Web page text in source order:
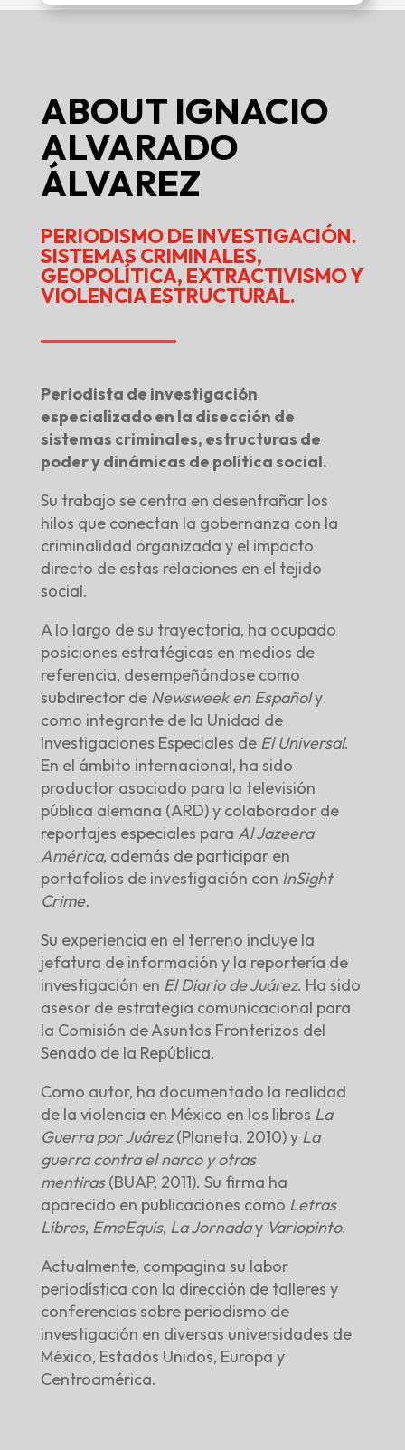
ABOUT IGNACIO
ALVARADO
ÁLVAREZ
PERIODISMO DE INVESTIGACIÓN.
SISTEMAS CRIMINALES,
GEOPOLÍTICA, EXTRACTIVISMO Y
VIOLENCIA ESTRUCTURAL.
Periodista de investigación
especializado en la disección de
sistemas criminales, estructuras de
poder y dinámicas de política social.
Su trabajo se centra en desentrañar los
hilos que conectan la gobernanza con la
criminalidad organizada y el impacto
directo de estas relaciones en el tejido
social.
A lo largo de su trayectoria, ha ocupado
posiciones estratégicas en medios de
referencia, desempeñándose como
subdirector de Newsweek en Españoly
como integrante de la Unidad de
Investigaciones Especiales de El Universal.
En el ámbito internacional, ha sido
productor asociado para la televisión
pública alemana (ARD) y colaborador de
reportajes especiales para Al Jazeera
América, además de participar en
portafolios de investigación con InSight
Crime.
Su experiencia en el terreno incluye la
jefatura de información y la reportería de
investigación en El Diario de Juárez. Ha sido
asesor de estrategia comunicacional para
la Comisión de Asuntos Fronterizos del
Senado de la República.
Como autor, ha documentado la realidad
de la violencia en México en los libros La
Guerra por Juárez (Planeta, 2010) y La
guerra contra el narco y otras
mentiras (BUAP, 2011). Su firma ha
aparecido en publicaciones como Letras
Libres, EmeEquis, La Jornaday Variopinto.
Actualmente, compagina su labor
periodística con la dirección de talleres y
conferencias sobre periodismo de
investigación en diversas universidades de
México, Estados Unidos, Europa y
Centroamérica.